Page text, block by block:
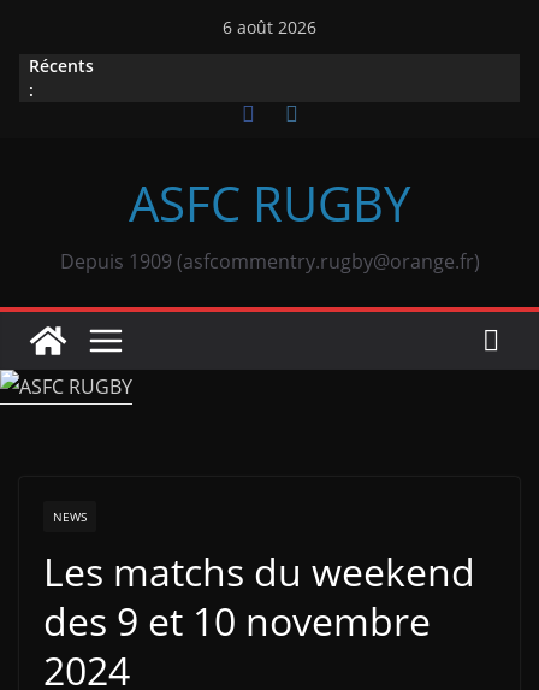
contenu
6 août 2026
Récents
:
ASFC RUGBY
Depuis 1909 (asfcommentry.rugby@orange.fr)
NEWS
Les matchs du weekend
des 9 et 10 novembre
2024